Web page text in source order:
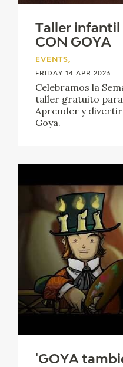
Taller infantil
CON GOYA
EVENTS,
FRIDAY 14 APR 2023
Celebramos la
taller gratuito para
Aprender y
Goya.
'GOYA